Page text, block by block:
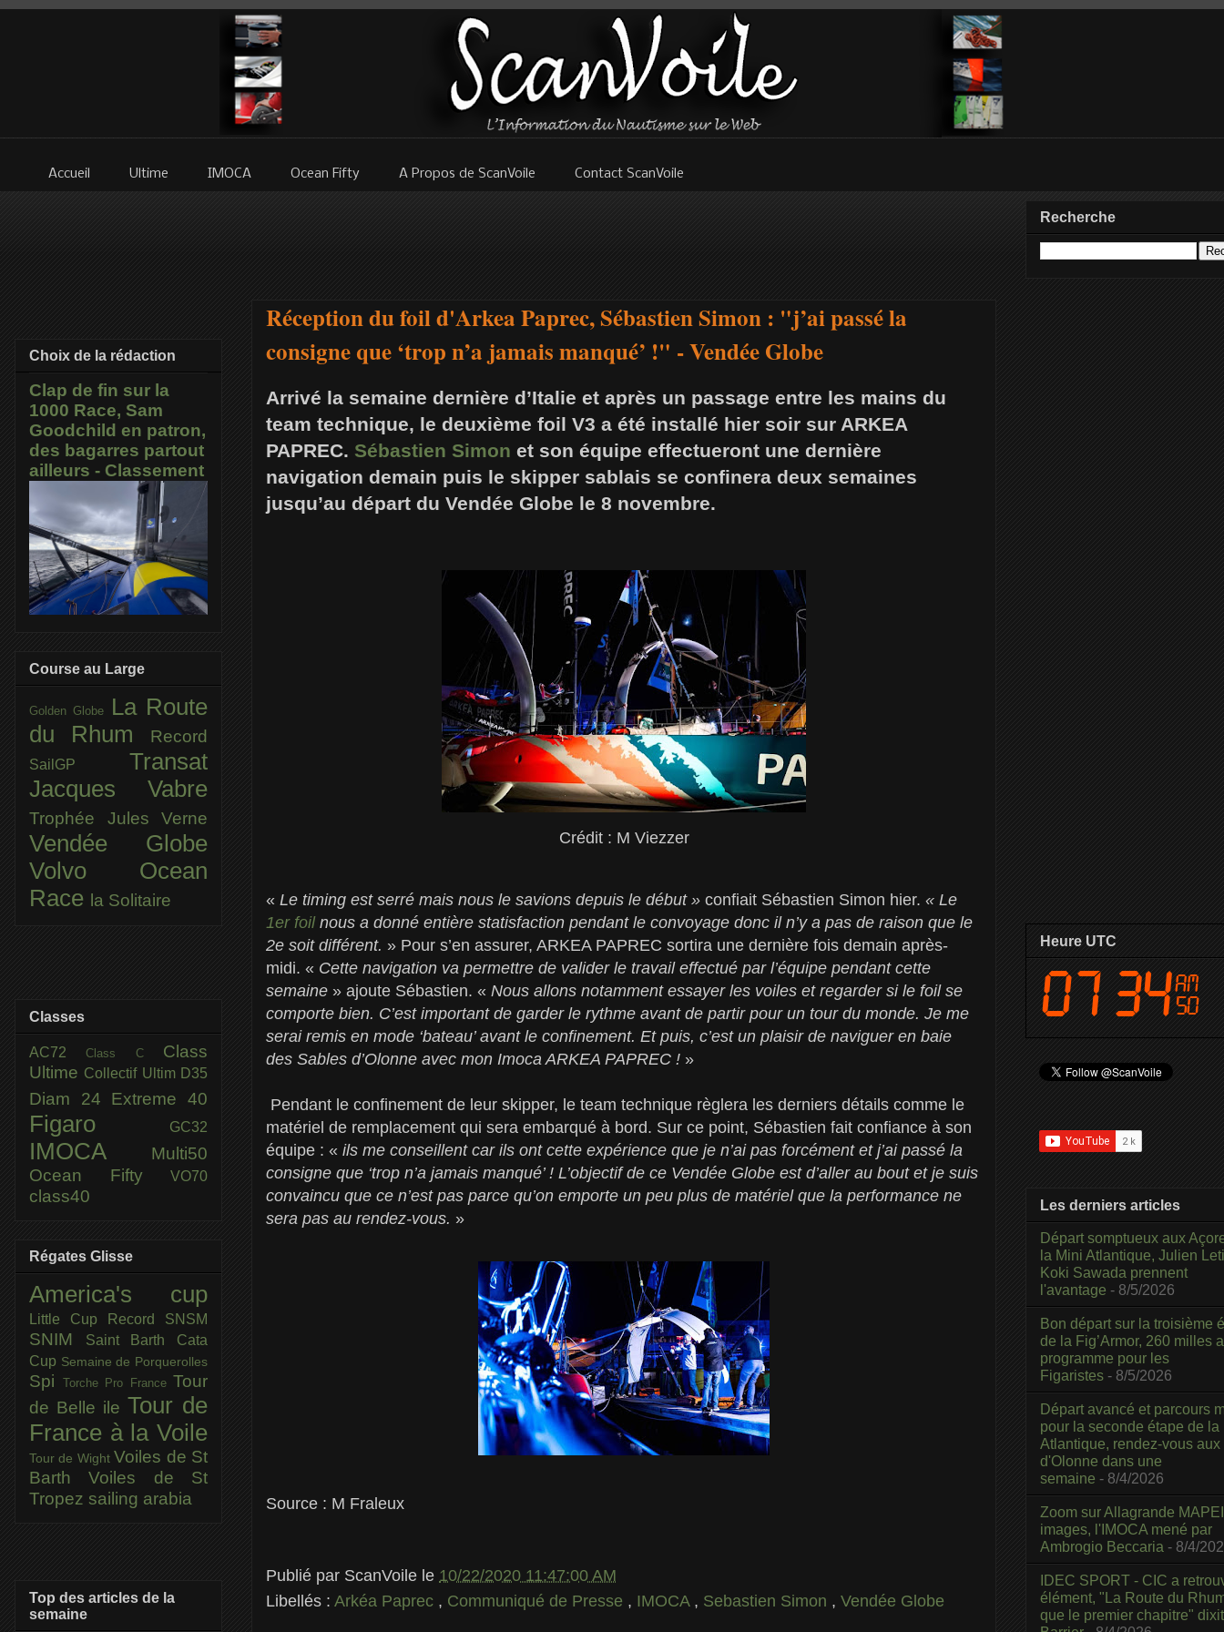
Accueil Ultime IMOCA Ocean Fifty A Propos de ScanVoile Contact ScanVoile
Réception du foil d'Arkea Paprec, Sébastien Simon : "j’ai passé la
consigne que ‘trop n’a jamais manqué’ !" - Vendée Globe
Arrivé la semaine dernière d’Italie et après un passage entre les mains du
team technique, le deuxième foil V3 a été installé hier soir sur ARKEA
PAPREC. Sébastien Simon et son équipe effectueront une dernière
navigation demain puis le skipper sablais se confinera deux semaines
jusqu’au départ du Vendée Globe le 8 novembre.
Crédit : M Viezzer
« Le timing est serré mais nous le savions depuis le début » confiait Sébastien Simon hier. « Le
1er foilnous a donné entière statisfaction pendant le convoyage donc il n’y a pas de raison que le
2e soit différent. » Pour s’en assurer, ARKEA PAPREC sortira une dernière fois demain après-
midi. « Cette navigation va permettre de valider le travail effectué par l’équipe pendant cette
semaine » ajoute Sébastien. « Nous allons notamment essayer les voiles et regarder si le foil se
comporte bien. C’est important de garder le rythme avant de partir pour un tour du monde. Je me
serai remis en mode ‘bateau’ avant le confinement. Et puis, c’est un plaisir de naviguer en baie
des Sables d’Olonne avec mon Imoca ARKEA PAPREC ! »
Pendant le confinement de leur skipper, le team technique règlera les derniers détails comme le
matériel de remplacement qui sera embarqué à bord. Sur ce point, Sébastien fait confiance à son
équipe : « ils me conseillent car ils ont cette expérience que je n’ai pas forcément et j’ai passé la
consigne que ‘trop n’a jamais manqué’ ! L’objectif de ce Vendée Globe est d’aller au bout et je suis
convaincu que ce n’est pas parce qu’on emporte un peu plus de matériel que la performance ne
sera pas au rendez-vous. »
Source : M Fraleux
Publié par ScanVoile le 10/22/2020 11:47:00 AM
Libellés : Arkéa Paprec , Communiqué de Presse , IMOCA , Sebastien Simon , Vendée Globe
Choix de la rédaction
Clap de fin sur la
1000 Race, Sam
Goodchild en patron,
des bagarres partout
ailleurs - Classement
Course au Large
Golden Globe
La Route
du Rhum
Record
SailGP Transat
Jacques Vabre
Trophée Jules Verne
Vendée Globe
Volvo Ocean
Race la Solitaire
Classes
AC72Class C Class
Ultime Collectif Ultim D35
Diam 24 Extreme 40
Figaro GC32
IMOCA
Multi50
Ocean Fifty
VO70
class40
Régates Glisse
America's cup
Little Cup Record SNSM
SNIM
Saint Barth Cata
Cup Semaine de Porquerolles
Spi Torche Pro France Tour
de Belle ile Tour de
France à la Voile
Tour de Wight Voiles de St
BarthVoiles de St
Tropez sailing arabia
Top des articles de la
semaine
Recherche
Heure UTC
Les derniers articles
Départ somptueux aux
la Mini Atlantique, Julien
Koki Sawada prennent
l'avantage - 8/5/2026
Bon départ sur la troisième
de la Fig’Armor, 260 milles
programme pour les
Figaristes - 8/5/2026
Départ avancé et parcours
pour la seconde étape de la
Atlantique, rendez-vous
d'Olonne dans une
semaine - 8/4/2026
Zoom sur Allagrande
images, l'IMOCA mené par
Ambrogio Beccaria - 8/4/
IDEC SPORT - CIC a
élément, "La Route du
que le premier chapitre"